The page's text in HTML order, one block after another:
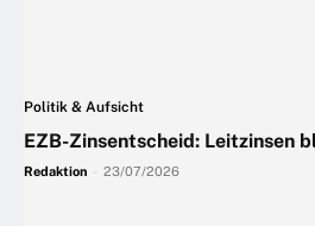
Politik & Aufsicht
EZB-Zinsentscheid: Leitzinsen
Redaktion 23/07/2026